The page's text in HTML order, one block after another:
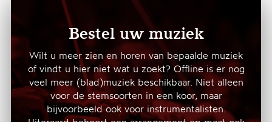
Bestel uw muziek
Wilt u meer zien en horen van bepaalde muziek
of vindt u hier niet wat u zoekt? Offline is er nog
veel meer (blad)muziek beschikbaar. Niet alleen
voor de stemsoorten in een koor, maar
bijvoorbeeld ook voor instrumentalisten.